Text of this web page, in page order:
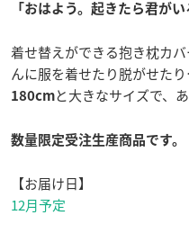
「おはよう。起きたら君が
着せ替えができる抱き枕カ
んに服を着せたり脱がせた
180cmと大きなサイズで、
数量限定受注生産商品です。
【お届け日】
12月予定